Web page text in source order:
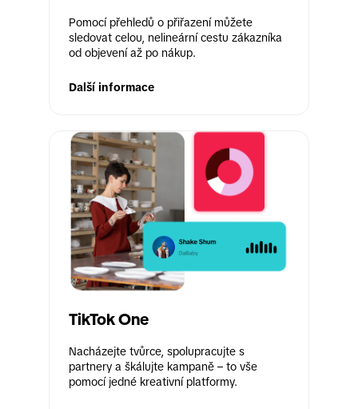
Pomocí přehledů o přiřazení můžete
sledovat celou, nelineární cestu zákazníka
od objevení až po nákup.
Další informace
TikTok One
Nacházejte tvůrce, spolupracujte s
partnery a škálujte kampaně – to vše
pomocí jedné kreativní platformy.